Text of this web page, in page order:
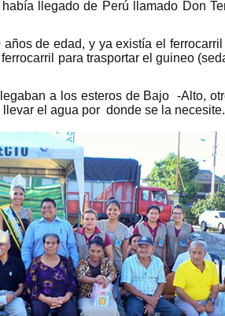
llegado de Perú llamado Don
de edad, y ya existía el
para trasportar el guineo
a los esteros de Bajo -Alto,
el agua por donde se la necesite.